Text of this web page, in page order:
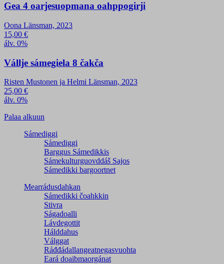
Gea 4 oarjesuopmana oahppogirji
Oona Länsman, 2023
15,00 €
álv. 0%
Vállje sámegiela 8 čakča
Risten Mustonen ja Helmi Länsman, 2023
25,00 €
álv. 0%
Palaa alkuun
Sámediggi
Sámediggi
Barggus Sámedikkis
Sámekulturguovddáš Sajos
Sámedikki bargoortnet
Mearrádusdahkan
Sámedikki čoahkkin
Stivra
Ságadoalli
Lávdegottit
Hálddahus
Válggat
Ráđđádallangeatnegas­vuohta
Eará doaibmaorgánat